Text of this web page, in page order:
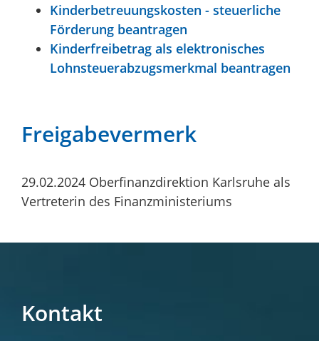
Kinderbetreuungskosten - steuerliche
Förderung beantragen
Kinderfreibetrag als elektronisches
Lohnsteuerabzugsmerkmal beantragen
Freigabevermerk
29.02.2024 Oberfinanzdirektion Karlsruhe als
Vertreterin des Finanzministeriums
Kontakt